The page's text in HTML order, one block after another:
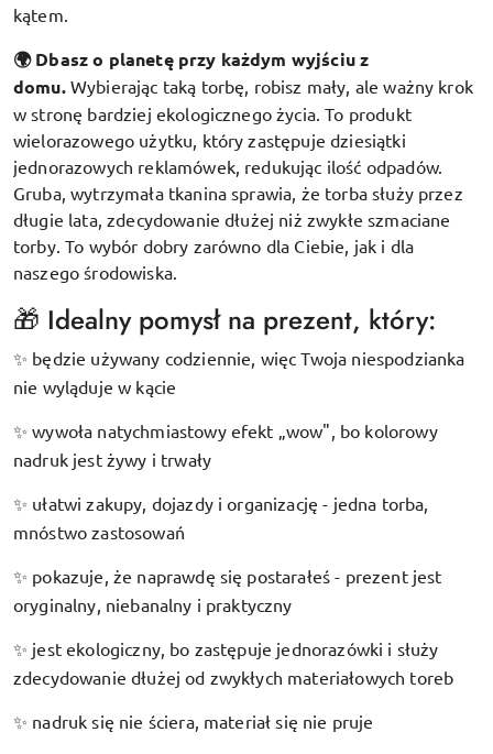
kątem.
🌍 Dbasz o planetę przy każdym wyjściu z
domu. Wybierając taką torbę, robisz mały, ale ważny krok
w stronę bardziej ekologicznego życia. To produkt
wielorazowego użytku, który zastępuje dziesiątki
jednorazowych reklamówek, redukując ilość odpadów.
Gruba, wytrzymała tkanina sprawia, że torba służy przez
długie lata, zdecydowanie dłużej niż zwykłe szmaciane
torby. To wybór dobry zarówno dla Ciebie, jak i dla
naszego środowiska.
🎁 Idealny pomysł na prezent, który:
✨ będzie używany codziennie, więc Twoja niespodzianka
nie wyląduje w kącie
✨ wywoła natychmiastowy efekt „wow", bo kolorowy
nadruk jest żywy i trwały
✨ ułatwi zakupy, dojazdy i organizację - jedna torba,
mnóstwo zastosowań
✨ pokazuje, że naprawdę się postarałeś - prezent jest
oryginalny, niebanalny i praktyczny
✨ jest ekologiczny, bo zastępuje jednorazówki i służy
zdecydowanie dłużej od zwykłych materiałowych toreb
✨ nadruk się nie ściera, materiał się nie pruje